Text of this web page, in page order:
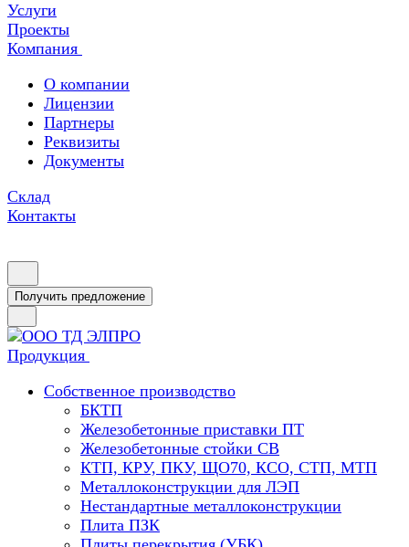
Услуги
Проекты
Компания
О компании
Лицензии
Партнеры
Реквизиты
Документы
Склад
Контакты
Получить предложение
Продукция
Собственное производство
БКТП
Железобетонные приставки ПТ
Железобетонные стойки СВ
КТП, КРУ, ПКУ, ЩО70, КСО, СТП, МТП
Металлоконструкции для ЛЭП
Нестандартные металлоконструкции
Плита ПЗК